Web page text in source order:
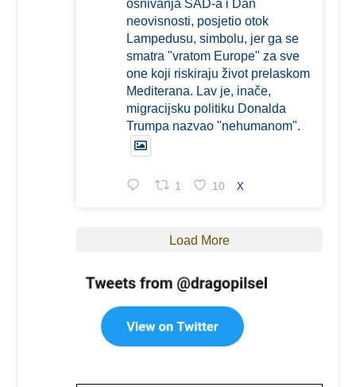
osnivanja SAD-a i Dan
neovisnosti, posjetio otok
Lampedusu, simbolu, jer ga se
smatra "vratom Europe" za sve
one koji riskiraju život prelaskom
Mediterana. Lav je, inače,
migracijsku politiku Donalda
Trumpa nazvao "nehumanom".
1 10 X
Load More